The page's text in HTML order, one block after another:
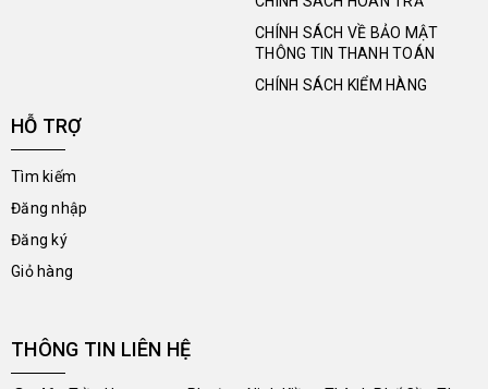
CHÍNH SÁCH VỀ BẢO MẬT
THÔNG TIN THANH TOÁN
CHÍNH SÁCH KIỂM HÀNG
HỖ TRỢ
Tìm kiếm
Đăng nhập
Đăng ký
Giỏ hàng
THÔNG TIN LIÊN HỆ